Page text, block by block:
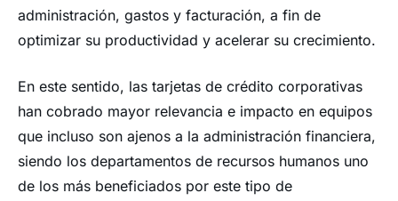
administración, gastos y facturación, a fin de
optimizar su productividad y acelerar su crecimiento.
En este sentido, las tarjetas de crédito corporativas
han cobrado mayor relevancia e impacto en equipos
que incluso son ajenos a la administración financiera,
siendo los departamentos de recursos humanos uno
de los más beneficiados por este tipo de